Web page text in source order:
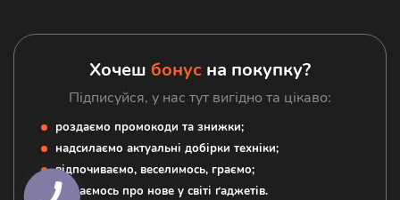
Гаджети
Хочеш бонус на покупку?
Підписуйся, у нас тут вигідно та цікаво:
роздаємо промокоди та знижки;
надсилаємо актуальні добірки техніки;
відпочиваємо, веселимось, граємо;
дізнаємось про нове у світі ґаджетів.